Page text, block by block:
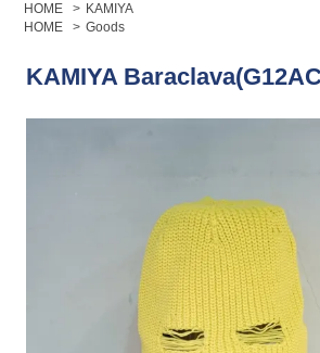
HOME > KAMIYA
HOME
> Goods
KAMIYA